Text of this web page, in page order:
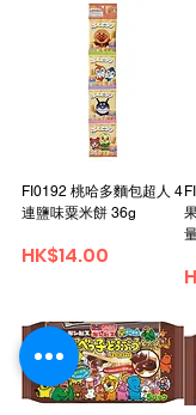
FI0192 桃哈多麵包超人 4
連鹽味粟米餅 36g
Price
HK$14.00